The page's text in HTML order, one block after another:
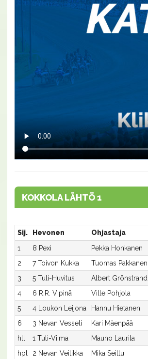
KOKKOLA LÄHTÖ 1
Sij. Hevonen Ohjastaja
1
8 Pexi Pekka Honkanen
2
7 Toivon Kukka Tuomas Pakkanen
3
5 Tuli-Huvitus Albert Grönstrand
4
6 R.R. Vipinä Ville Pohjola
5
4 Loukon Leijona Hannu Hietanen
6
3 Nevan Vesseli Kari Mäenpää
hll
1 Tuli-Viima Mauno Laurila
hpl
2 Nevan Veitikka Mika Seittu